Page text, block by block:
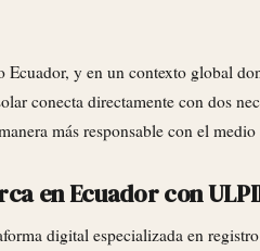
y en un contexto global
conecta directamente con dos
más responsable con el
en Ecuador con
digital especializada en